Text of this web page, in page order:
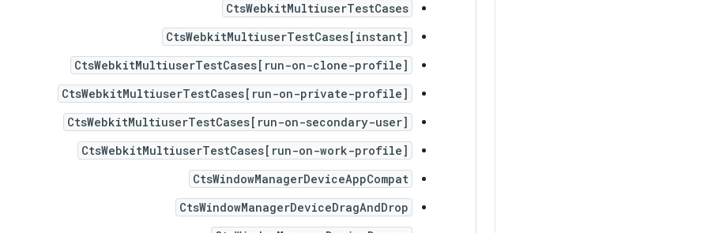
CtsWebkitMultiuserTestCases
CtsWebkitMultiuserTestCases[instant]
CtsWebkitMultiuserTestCases[run-on-clone-profile]
CtsWebkitMultiuserTestCases[run-on-private-profile]
CtsWebkitMultiuserTestCases[run-on-secondary-user]
CtsWebkitMultiuserTestCases[run-on-work-profile]
CtsWindowManagerDeviceAppCompat
CtsWindowManagerDeviceDragAndDrop